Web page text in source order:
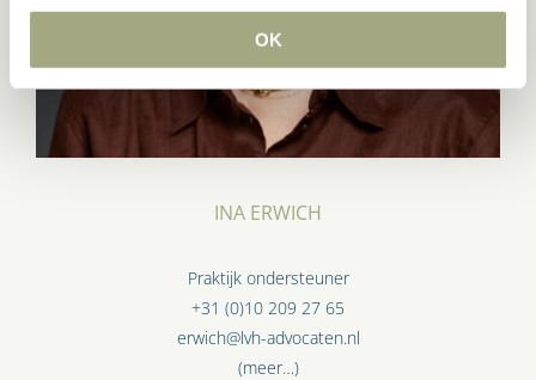
OK
INA ERWICH
Praktijk ondersteuner
+31 (0)10 209 27 65
erwich@lvh-advocaten.nl
(meer…)